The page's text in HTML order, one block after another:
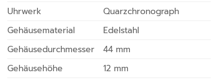
Uhrwerk
Quarzchronograph
Gehäusematerial
Edelstahl
Gehäusedurchmesser
44 mm
Gehäusehöhe
12 mm